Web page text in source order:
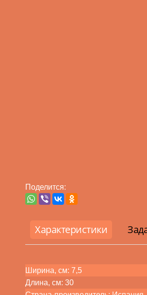
Поделится:
Характеристики
Ширина, см: 7,5
Длина, см: 30